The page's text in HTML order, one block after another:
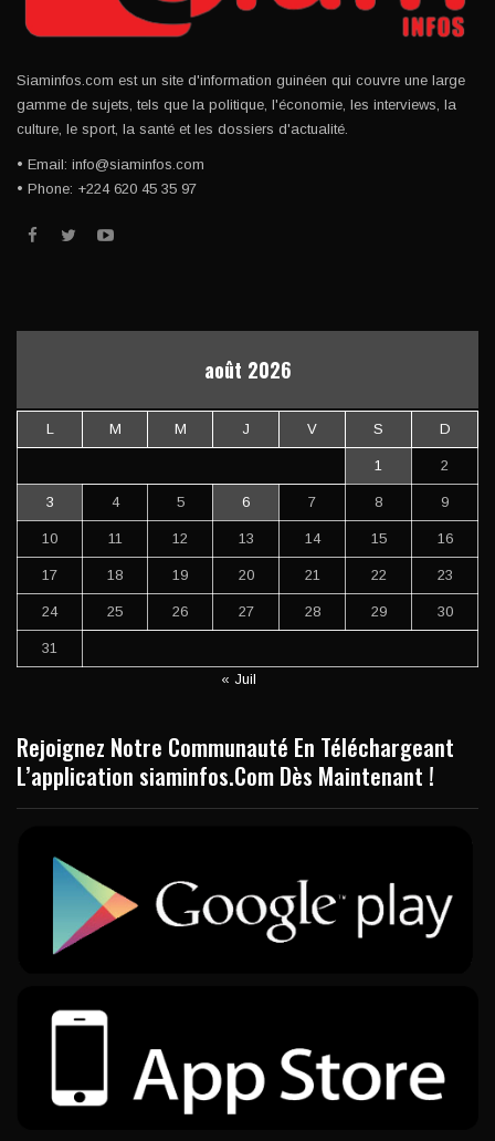
Siaminfos.com est un site d'information guinéen qui couvre une large
gamme de sujets, tels que la politique, l'économie, les interviews, la
culture, le sport, la santé et les dossiers d'actualité.
• Email: info@siaminfos.com
• Phone: +224 620 45 35 97
août 2026
L M M J V S D
1 2
3 4 5 6 7 8 9
10 11 12 13 14 15 16
17 18 19 20 21 22 23
24 25 26 27 28 29 30
31
« Juil
Rejoignez Notre Communauté En Téléchargeant
L’application siaminfos.Com Dès Maintenant !